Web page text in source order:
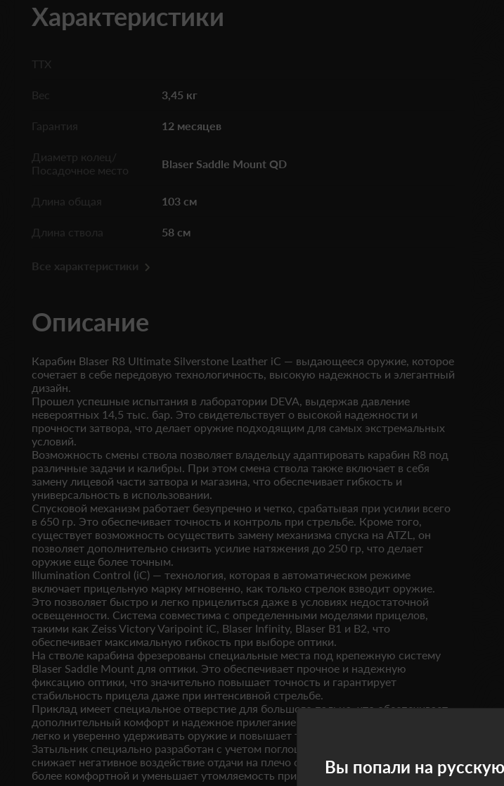
Характеристики
ТТХ
Вес 3,45 кг
Гарантия 12 месяцев
Диаметр колец/
Посадочное место
Blaser Saddle Mount QD
Длина общая 103 см
Длина ствола 58 см
Все характеристики
Описание
Карабин Blaser R8 Ultimate Silverstone Leather iC — выдающееся оружие, которое
сочетает в себе передовую технологичность, высокую надежность и элегантный
дизайн.
Прошел успешные испытания в лаборатории DEVA, выдержав давление
невероятных 14,5 тыс. бар. Это свидетельствует о высокой надежности и
прочности затвора, что делает оружие подходящим для самых экстремальных
условий.
Возможность смены ствола позволяет владельцу адаптировать карабин R8 под
различные задачи и калибры. При этом смена ствола также включает в себя
замену лицевой части затвора и магазина, что обеспечивает гибкость и
универсальность в использовании.
Спусковой механизм работает безупречно и четко, срабатывая при усилии всего
в 650 гр. Это обеспечивает точность и контроль при стрельбе. Кроме того,
существует возможность осуществить замену механизма спуска на ATZL, он
позволяет дополнительно снизить усилие натяжения до 250 гр, что делает
оружие еще более точным.
Illumination Control (iC) — технология, которая в автоматическом режиме
включает прицельную марку мгновенно, как только стрелок взводит оружие.
Это позволяет быстро и легко прицелиться даже в условиях недостаточной
освещенности. Система совместима с определенными моделями прицелов,
такими как Zeiss Victory Varipoint iC, Blaser Infinity, Blaser B1 и B2, что
обеспечивает максимальную гибкость при выборе оптики.
На стволе карабина фрезерованы специальные места под крепежную систему
Blaser Saddle Mount для оптики. Это обеспечивает прочное и надежную
фиксацию оптики, что значительно повышает точность и гарантирует
стабильность прицела даже при интенсивной стрельбе.
Приклад имеет специальное отверстие для большого пальца, что обеспечивает
дополнительный комфорт и надежное прилегание к руке стрелка. Это позволяет
легко и уверенно удерживать оружие и повышает точность при стрельбе.
Затыльник специально разработан с учетом поглощения импульса отдачи. Это
снижает негативное воздействие отдачи на плечо стрелка, что делает стрельбу
более комфортной и уменьшает утомляемость при длительных тренировках или
Вы попали на